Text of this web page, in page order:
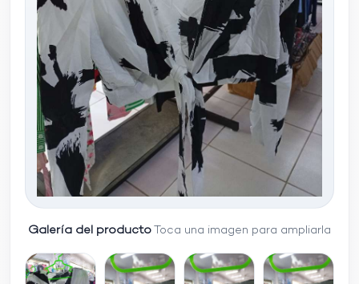
Galería del producto Toca una imagen para ampliarla